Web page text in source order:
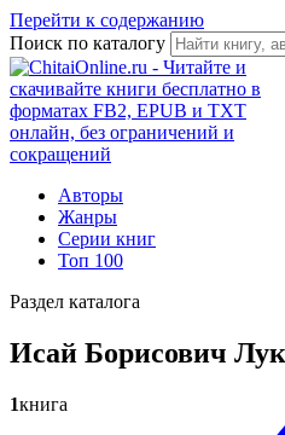
Перейти к содержанию
Поиск по каталогу
Авторы
Жанры
Серии книг
Топ 100
Раздел каталога
Исай Борисович
1книга